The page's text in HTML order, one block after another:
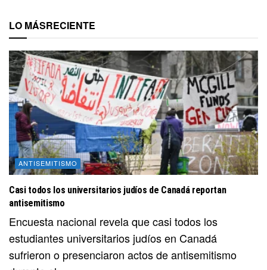
LO MÁSRECIENTE
ANTISEMITISMO
Casi todos los universitarios judíos de Canadá reportan
antisemitismo
Encuesta nacional revela que casi todos los
estudiantes universitarios judíos en Canadá
sufrieron o presenciaron actos de antisemitismo